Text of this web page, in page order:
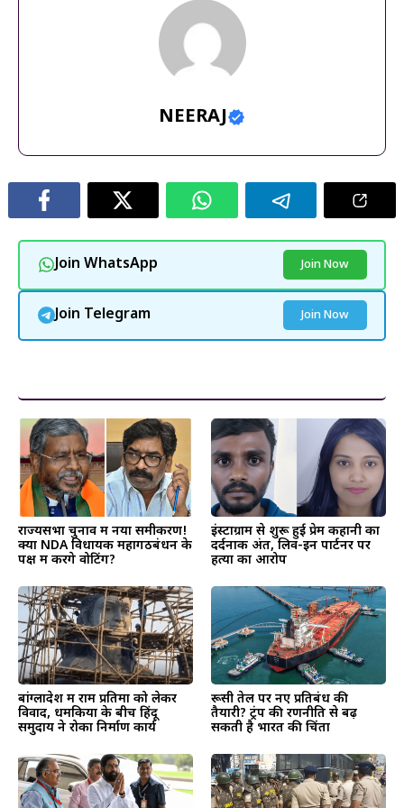
NEERAJ
Join WhatsApp Join Now
Join Telegram Join Now
राज्यसभा चुनाव में नया समीकरण!
क्या NDA विधायक महागठबंधन के
पक्ष में करेंगे वोटिंग?
इंस्टाग्राम से शुरू हुई प्रेम कहानी का
दर्दनाक अंत, लिव-इन पार्टनर पर
हत्या का आरोप
बांग्लादेश में राम प्रतिमा को लेकर
विवाद, धमकियों के बीच हिंदू
समुदाय ने रोका निर्माण कार्य
रूसी तेल पर नए प्रतिबंध की
तैयारी? ट्रंप की रणनीति से बढ़
सकती है भारत की चिंता